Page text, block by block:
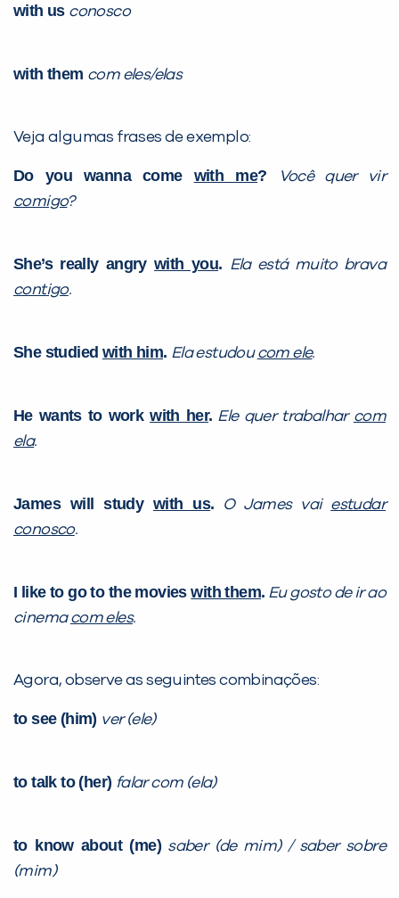
with us conosco
with them com eles/elas
Veja algumas frases de exemplo:
Do you wanna come with me?
Você quer vir
comigo?
She’s really angry with you. Ela está muito brava
contigo.
She studied with him. Ela estudoucom ele.
He wants to workwith her. Ele quer trabalhar com
ela.
James will study with us. O James vai estudar
conosco.
I like to go to the movieswith them. Eu gosto de ir ao
cinemacom eles.
Agora, observe as seguintes combinações:
to see (him) ver (ele)
to talk to (her) falar com (ela)
to know about (me)saber (de mim) / saber sobre
(mim)